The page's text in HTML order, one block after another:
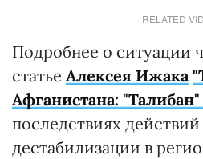
RELATED
Подробнее о ситуации
статье Алексея Ижака
Афганистана:
последствиях
дестабилизации в